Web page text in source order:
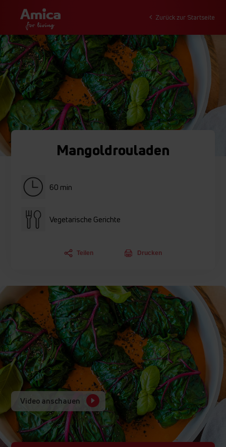
Zurück zur Startseite
Mangoldrouladen
60 min
Vegetarische Gerichte
Teilen Drucken
Video anschauen